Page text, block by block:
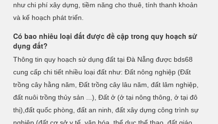
như chi phí xây dựng, tiềm năng cho thuê, tính thanh khoản
và kế hoạch phát triển.
Có bao nhiêu loại đất được đề cập trong quy hoạch sử
dụng đất?
Thông tin quy hoạch sử dụng đất tại Đà Nẵng được bds68
cung cấp chi tiết nhiều loại đất như: Đất nông nghiệp (Đất
trồng cây hằng năm, Đất trồng cây lâu năm, đất lâm nghiệp,
đất nuôi trồng thủy sản ...), Đất ở (ở tại nông thông, ở tại đô
thị),đất quốc phòng, đất an ninh, đất xây dựng công trình sự